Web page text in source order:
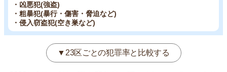
・凶悪犯(強盗)
・粗暴犯(暴行・傷害・脅迫など)
・侵入窃盗犯(空き巣など)
▼23区ごとの犯罪率と比較する